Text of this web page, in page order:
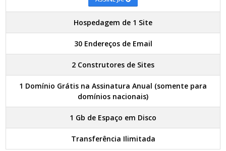
Hospedagem de 1 Site
30 Endereços de Email
2 Construtores de Sites
1 Domínio Grátis na Assinatura Anual (somente para
domínios nacionais)
1 Gb de Espaço em Disco
Transferência Ilimitada